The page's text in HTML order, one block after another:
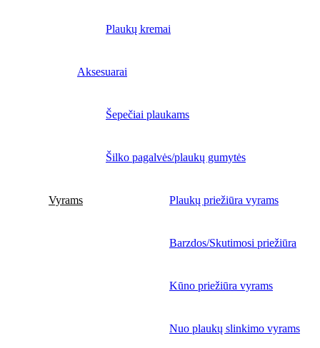
Plaukų kremai
Aksesuarai
Šepečiai plaukams
Šilko pagalvės/plaukų gumytės
Vyrams Plaukų priežiūra vyrams
Barzdos/Skutimosi priežiūra
Kūno priežiūra vyrams
Nuo plaukų slinkimo vyrams